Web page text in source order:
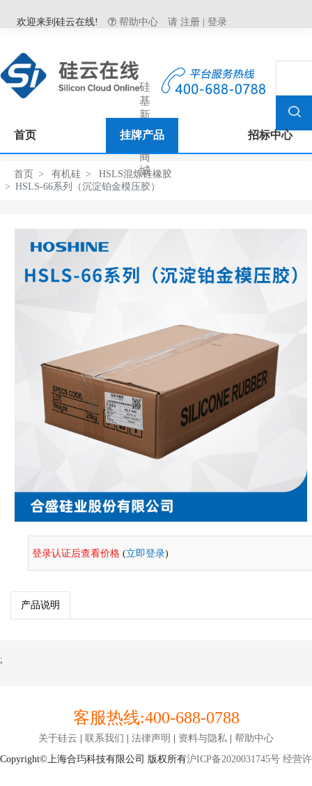
欢迎来到硅云在线! 帮助中心 请 注册 登录
硅
基
新
材
料
商
城
首页 挂牌产品 招标中心
首页 有机硅
HSLS混炼硅橡胶
HSLS-66系列（沉淀铂金模压胶）
登录认证后查看价格 (立即登录)
产品说明
;
客服热线:400-688-0788
关于硅云 | 联系我们 | 法律声明 | 资料与隐私 | 帮助中心
Copyright©上海合玙科技有限公司 版权所有沪ICP备2020031745号 经营